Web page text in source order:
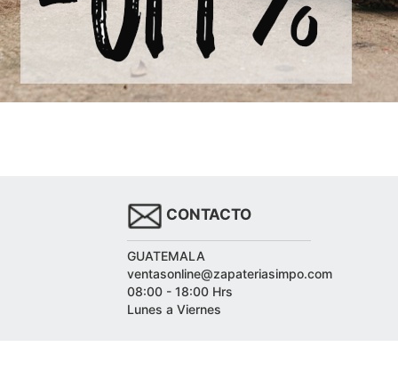
CONTACTO
GUATEMALA
ventasonline@zapateriasimpo.com
08:00 - 18:00 Hrs
Lunes a Viernes